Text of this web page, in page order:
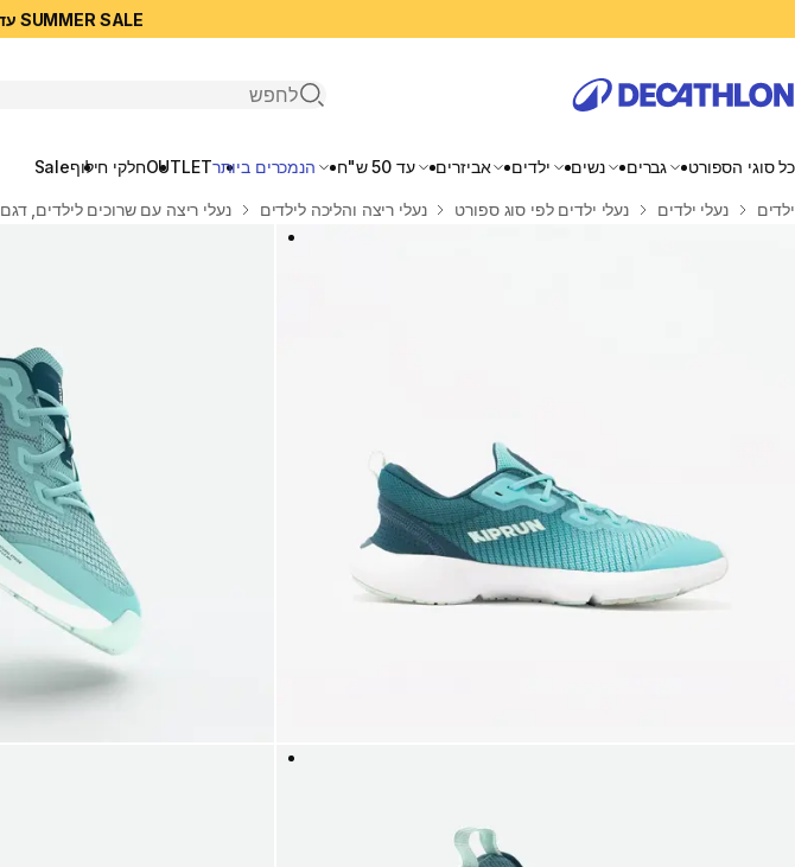
SUMMER SALE עד 50% הנחה 🛍️
פתיחת חיפוש
כל סוגי הספורט גברים נשים ילדים אביזרים עד 50 ש"ח הנמכרים ביותרOUTLETחלקי חילוףSale
בית
ילדים נעלי ילדים נעלי ילדים לפי סוג ספורט נעלי ריצה והליכה לילדים נעלי ריצה עם שרוכים לילדים, דגם Kiprun KN500 - תכלת